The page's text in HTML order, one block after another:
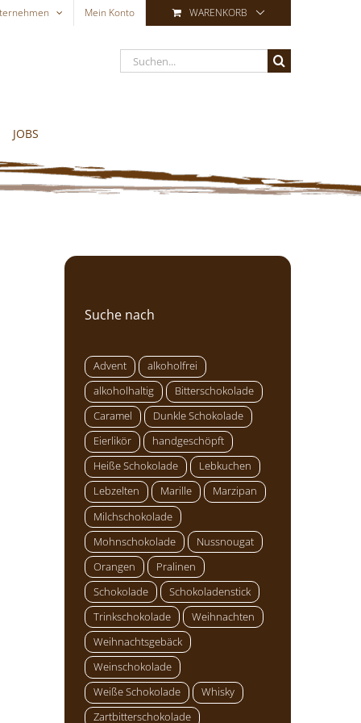
Mein Konto WARENKORB
Suche
nach:
JOBS
Suche nach
Advent
alkoholfrei
alkoholhaltig
Bitterschokolade
Caramel
Dunkle Schokolade
Eierlikör
handgeschöpft
Heiße Schokolade
Lebkuchen
Lebzelten
Marille
Marzipan
Milchschokolade
Mohnschokolade
Nussnougat
Orangen
Pralinen
Schokolade
Schokoladenstick
Trinkschokolade
Weihnachten
Weihnachtsgebäck
Weinschokolade
Weiße Schokolade
Whisky
Zartbitterschokolade